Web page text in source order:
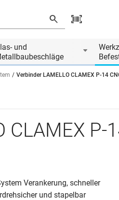
und
Verbinder LAMELLO CLAMEX P-14
CLAMEX P-
Verankerung, schneller
und stapelbar